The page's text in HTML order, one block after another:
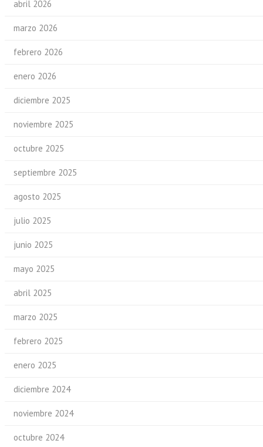
abril 2026
marzo 2026
febrero 2026
enero 2026
diciembre 2025
noviembre 2025
octubre 2025
septiembre 2025
agosto 2025
julio 2025
junio 2025
mayo 2025
abril 2025
marzo 2025
febrero 2025
enero 2025
diciembre 2024
noviembre 2024
octubre 2024